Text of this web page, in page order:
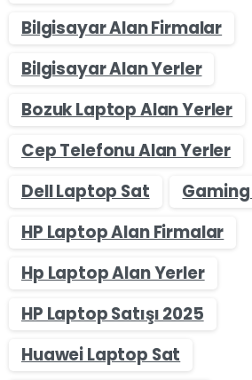
Bilgisayar Alan Firmalar
Bilgisayar Alan Yerler
Bozuk Laptop Alan Yerler
Cep Telefonu Alan Yerler
Dell Laptop Sat
HP Laptop Alan Firmalar
Hp Laptop Alan Yerler
HP Laptop Satışı 2025
Huawei Laptop Sat